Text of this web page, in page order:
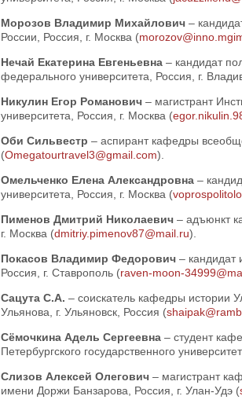
Морозов Владимир Михайлович –
России, Россия, г. Москва (
Нечай Екатерина Евгеньевна – кандидат
федерального университета, Россия, г.
Никулин Егор Романович – магистрант
университета, Россия, г. Москва (
Оби Сильвестр – аспирант кафедры
(Omegatourtravel3@gmail.com).
Омельченко Елена Александровна –
университета, Россия, г. Москва (
Пименов Дмитрий Николаевич– адъюнкт
г. Москва (dmitriy.pimenov87@mail.ru).
Покасов Владимир Федорович – кандидат
Россия, г. Ставрополь (raven-moon-
Сацута С.А. – соискатель кафедры истории
Ульянова, г. Ульяновск, Россия (
Сёмочкина Адель Сергеевна – студент
Петербургского государственного
Слизов Алексей Олегович – магистрант
имени Доржи Банзарова, Россия, г. Улан-Удэ (